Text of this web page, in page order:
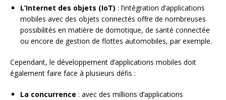
L’Internet des objets (IoT) : l’intégration d’applications
mobiles avec des objets connectés offre de nombreuses
possibilités en matière de domotique, de santé connectée
ou encore de gestion de flottes automobiles, par exemple.
Cependant, le développement d’applications mobiles doit
également faire face à plusieurs défis :
La concurrence : avec des millions d’applications